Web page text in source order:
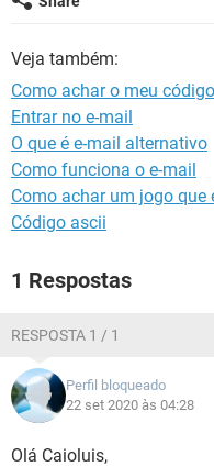
GUIA DE COMPRAS
Veja também:
Como achar o meu
Entrar no e-mail
O que é e-mail alternativo
Como funciona o e-mail
Como achar um jogo que
Código ascii
1 Respostas
RESPOSTA 1 / 1
Perfil bloqueado
22 set 2020 às 04:28
Olá Caioluis,